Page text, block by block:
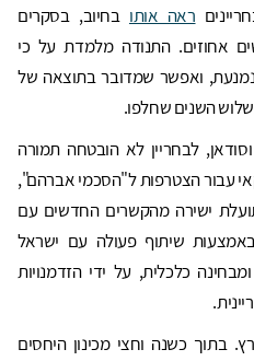
ראה אותו בחיוב, בסקרים
אחוזים. התנודה מלמדת על כי
נמנעת, ואפשר שמדובר בתוצאה של
השנים שחלפו.
לבחריין לא הובטחה תמורה
עבור הצטרפות ל"הסכמי אברהם",
ישירה מהקשרים החדשים עם
שיתוף פעולה עם ישראל
כלכלית, על ידי הזדמנויות
בתוך כשנה וחצי מכינון היחסים